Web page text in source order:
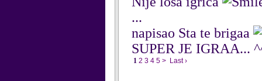
...
napisao Sta te brigaa
SUPER JE IGRAA...
1 2 3 4 5 > Last ›